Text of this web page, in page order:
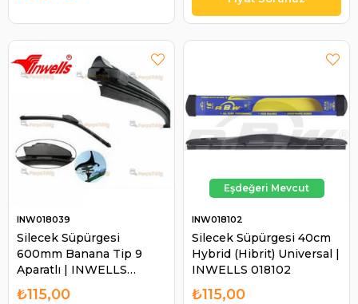
Silecek Süpürgesi
600mm Banana Tip 9
Aparatlı | INWELLS
018039
INW018039
₺115,00
Silecek Süpürgesi 40cm
Hybrid (Hibrit) Universal |
INWELLS 018102
INW018102
₺115,00